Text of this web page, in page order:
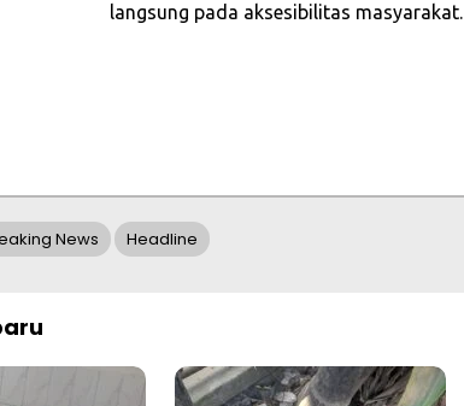
langsung pada aksesibilitas masyarakat.
News Headline